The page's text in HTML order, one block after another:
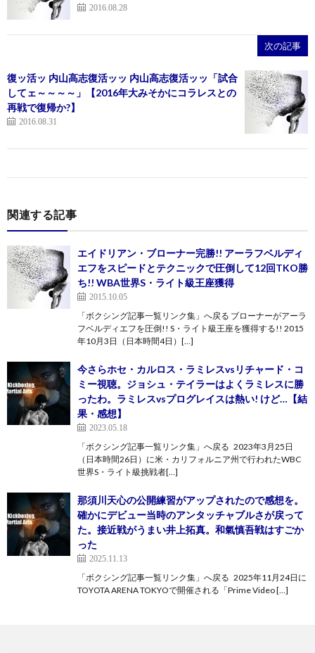
2016.08.28
次の記事
復ッ活ッ 内山高志復活ッッ 内山高志復活ッッ「試合
してェ～～～～」【2016年大みそかにコラレスとの
再戦で復帰か?】
2016.08.31
関連する記事
エイドリアン・ブローナー完勝!! アーラフベルディ
エフをスピードとテクニックで圧倒して12回TKO勝
ち!! WBA世界S・ライト級王座獲得
2015.10.05
「ボクシング記事一覧リンク集」へ戻る ブローナーがアーラ
フベルディエフを圧倒!! S・ライト級王座を獲得する!! 2015
年10月3日（日本時間4日）[…]
今さらホセ・カルロス・ラミレスvsリチャード・コ
ミー視聴。ジョシュ・テイラーはよくラミレスに勝
ったわ。ラミレスvsプログレイスは熱い! けど…【結
果・感想】
2023.05.18
「ボクシング記事一覧リンク集」へ戻る 2023年3月25日
（日本時間26日）に米・カリフォルニア州で行われたWBC
世界S・ライト級挑戦者[…]
那須川天心の公開練習がアップされたので感想を。
確かにデビュー当時のアンタッチャブルさが戻って
た。接近戦がうまい井上拓真。和氣慎吾戦はすごか
った
2025.11.13
「ボクシング記事一覧リンク集」へ戻る 2025年11月24日に
TOYOTA ARENA TOKYOで開催される「Prime Video […]